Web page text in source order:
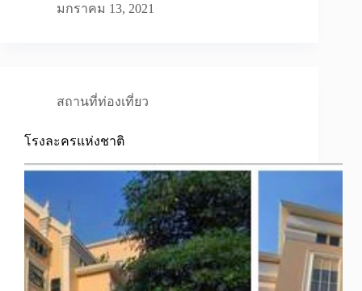
มกราคม 13, 2021
สถานที่ท่องเที่ยว
โรงละครแห่งชาติ